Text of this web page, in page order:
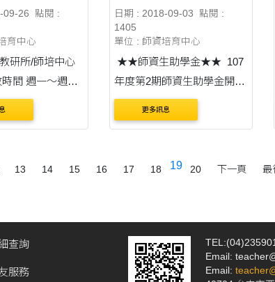
09-26
點閱 :
育中心
研所/師培中心
～週五
午3：00 避免
還書等流通業
日期 : 2018-09-03
點閱 :
1405
單位 : 師資培育中心
★★師資生助學金★★ 107
年度第2期師資生助學金開放
申請 各位師資生大家好 教育
部補助之「107年度第二期師
請，截止日為107年9月11日
更多訊息
13 14 15 16 17 18 19 20 下一頁 最
查詢
服務
Email:
Email: